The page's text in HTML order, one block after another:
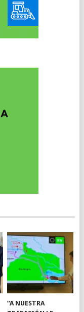
“A NUESTRA